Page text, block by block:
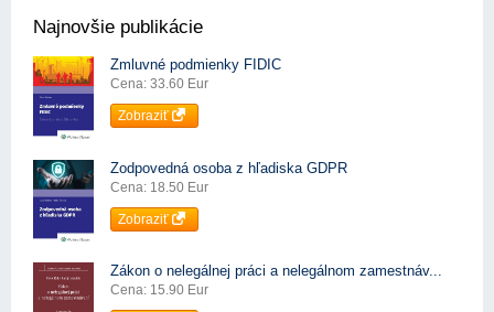
Najnovšie publikácie
Zmluvné podmienky FIDIC
Cena: 33.60 Eur
Zobraziť
Zodpovedná osoba z hľadiska GDPR
Cena: 18.50 Eur
Zobraziť
Zákon o nelegálnej práci a nelegálnom zamestnáv...
Cena: 15.90 Eur